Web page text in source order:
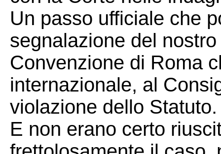
Un passo ufficiale che
segnalazione del
Convenzione di Roma
internazionale, al
violazione dello Statuto.
E non erano certo